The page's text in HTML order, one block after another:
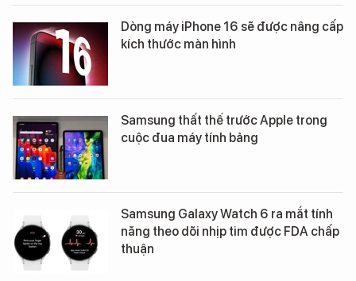
Dòng máy iPhone 16 sẽ được nâng cấp
kích thước màn hình
Samsung thất thế trước Apple trong
cuộc đua máy tính bảng
Samsung Galaxy Watch 6 ra mắt tính
năng theo dõi nhịp tim được FDA chấp
thuận